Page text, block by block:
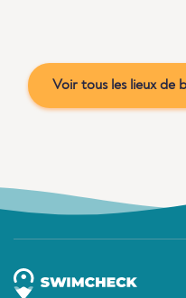
Voir tous les lieux de